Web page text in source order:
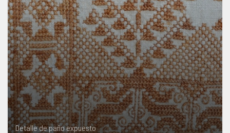
Detalle de paño expuesto